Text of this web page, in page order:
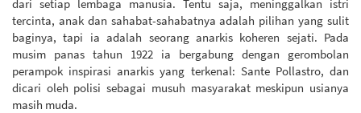
dari setiap lembaga manusia. Tentu saja, meninggalkan istri
tercinta, anak dan sahabat-sahabatnya adalah pilihan yang sulit
baginya, tapi ia adalah seorang anarkis koheren sejati. Pada
musim panas tahun 1922 ia bergabung dengan gerombolan
perampok inspirasi anarkis yang terkenal: Sante Pollastro, dan
dicari oleh polisi sebagai musuh masyarakat meskipun usianya
masih muda.